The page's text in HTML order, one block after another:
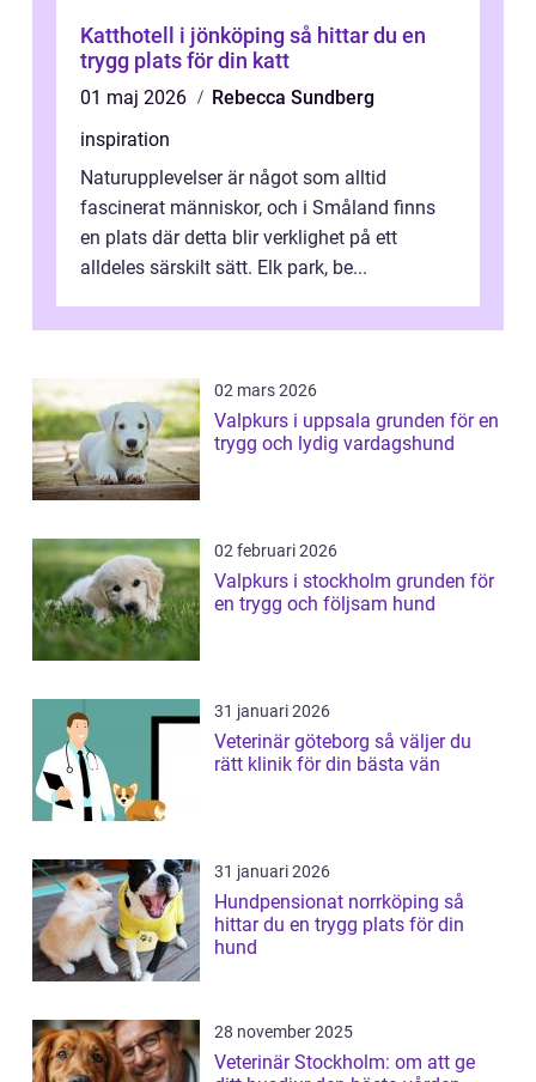
Katthotell i jönköping så hittar du en
trygg plats för din katt
01 maj 2026
Rebecca Sundberg
inspiration
Naturupplevelser är något som alltid
fascinerat människor, och i Småland finns
en plats där detta blir verklighet på ett
alldeles särskilt sätt. Elk park, be...
02 mars 2026
Valpkurs i uppsala grunden för en
trygg och lydig vardagshund
02 februari 2026
Valpkurs i stockholm grunden för
en trygg och följsam hund
31 januari 2026
Veterinär göteborg så väljer du
rätt klinik för din bästa vän
31 januari 2026
Hundpensionat norrköping så
hittar du en trygg plats för din
hund
28 november 2025
Veterinär Stockholm: om att ge